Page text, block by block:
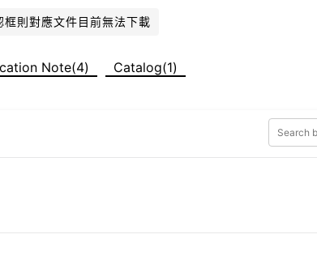
框則對應文件目前無法下載
Note(4) Catalog(1)